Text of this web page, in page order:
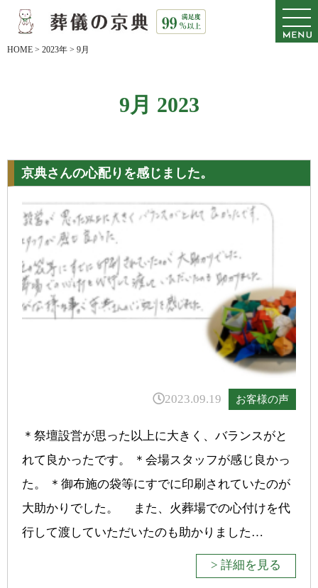
HOME > 2023年 > 9月
9月 2023
京典さんの心配りを感じました。
2023.09.19 お客様の声
＊祭壇設営が思った以上に大きく、バランスがと
れて良かったです。 ＊会場スタッフが感じ良かっ
た。 ＊御布施の袋等にすでに印刷されていたのが
大助かりでした。 また、火葬場での心付けを代
行して渡していただいたのも助かりました…
> 詳細を見る